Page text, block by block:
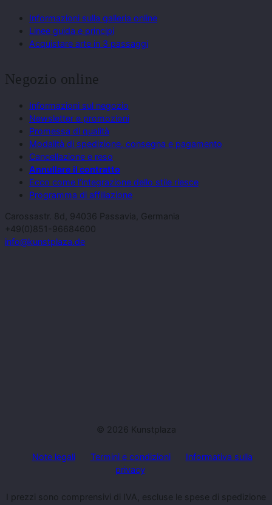
Informazioni sulla galleria online
Linee guida e principi
Acquistare arte in 3 passaggi
Negozio online
Informazioni sul negozio
Newsletter e promozioni
Promessa di qualità
Modalità di spedizione, consegna e pagamento
Cancellazione e reso
Annullare il contratto
Ecco come l'integrazione dello stile riesce
Programma di affiliazione
Carossastr. 8d, 94036 Passavia, Germania
+49(0)851-96684600
info@kunstplaza.de
© 2026 Kunstplaza
Note legali Termini e condizioni
Informativa sulla
privacy
I prezzi sono comprensivi di IVA, escluse le spese di spedizione